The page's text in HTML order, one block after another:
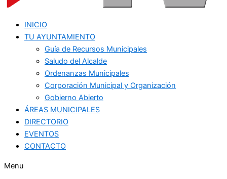
INICIO
TU AYUNTAMIENTO
Guía de Recursos Municipales
Saludo del Alcalde
Ordenanzas Municipales
Corporación Municipal y Organización
Gobierno Abierto
ÁREAS MUNICIPALES
DIRECTORIO
EVENTOS
CONTACTO
Menu